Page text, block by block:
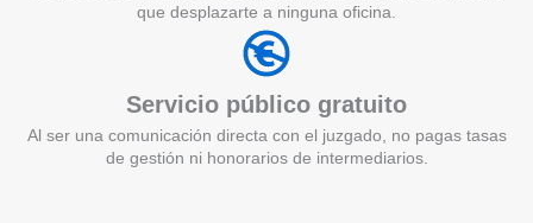
que desplazarte a ninguna oficina.
Servicio público gratuito
Al ser una comunicación directa con el juzgado, no pagas tasas
de gestión ni honorarios de intermediarios.